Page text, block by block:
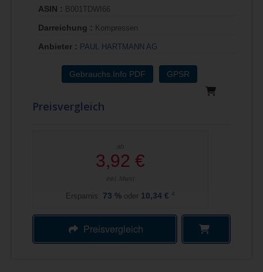
ASIN : B001TDWI66
Darreichung : Kompressen
Anbieter : PAUL HARTMANN AG
Gebrauchs.Info PDF GPSR
Preisvergleich
ab
3,92 €
inkl. Mwst
Ersparnis: 73 % oder 10,34 € 4
Preisvergleich